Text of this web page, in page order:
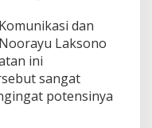
dan
Laksono
ini
sangat
potensinya